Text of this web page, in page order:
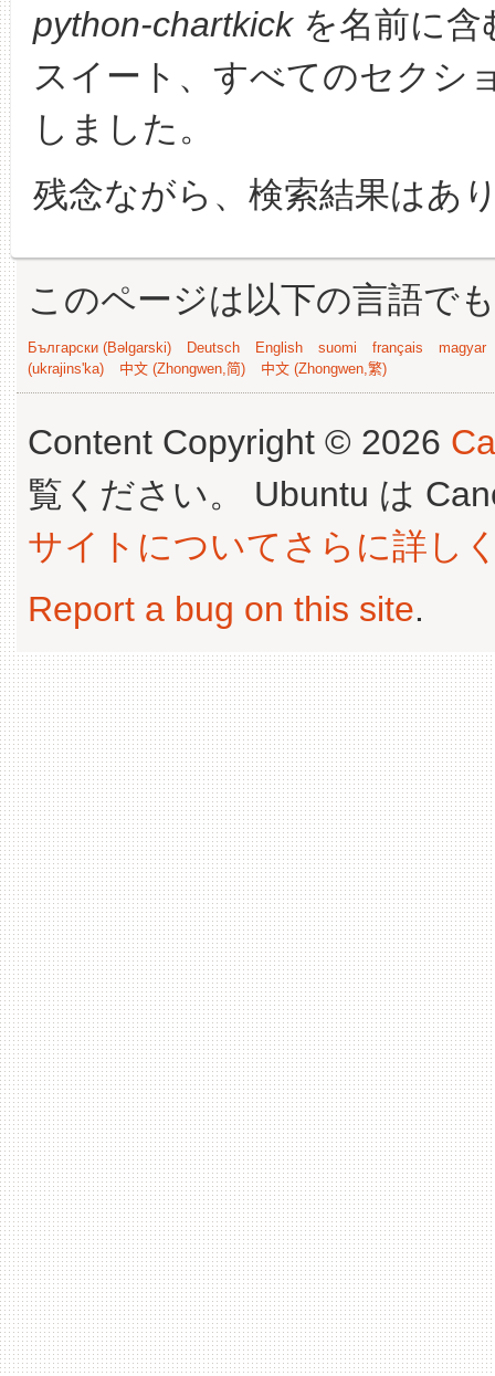
python-chartkickを名前に含
スイート、すべてのセクシ
しました。
残念ながら、検索結果はあ
このページは以下の言語で
Български (Bəlgarski) Deutsch English suomi français
magyar
(ukrajins'ka)
中文 (Zhongwen,简) 中文 (Zhongwen,繁)
Content Copyright © 2026
覧ください。 Ubuntu は
サイトについてさらに詳し
Report a bug on this site.